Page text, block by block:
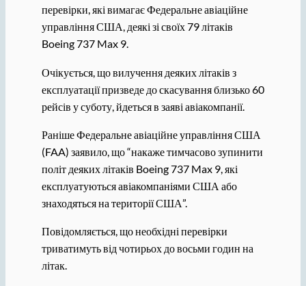
перевірки, які вимагає Федеральне авіаційне
управління США, деякі зі своїх 79 літаків
Boeing 737 Max 9.
Очікується, що вилучення деяких літаків з
експлуатації призведе до скасування близько 60
рейсів у суботу, йдеться в заяві авіакомпанії.
Раніше Федеральне авіаційне управління США
(FAA) заявило, що “накаже тимчасово зупинити
політ деяких літаків Boeing 737 Max 9, які
експлуатуються авіакомпаніями США або
знаходяться на території США”.
Повідомляється, що необхідні перевірки
триватимуть від чотирьох до восьми годин на
літак.